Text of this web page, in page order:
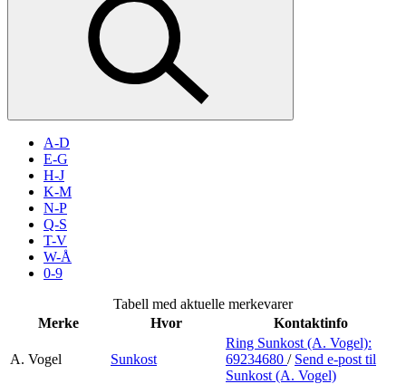
Aktiviteter
Inspirasjon
Søk
Praktisk informasjon
Ledige stillinger
A-D
E-G
H-J
K-M
N-P
Q-S
T-V
W-Å
0-9
Tabell med aktuelle merkevarer
Merke
Hvor Kontaktinfo
A. Vogel Sunkost
Ring Sunkost (A. Vogel):
69234680 / Send e-post til
Sunkost (A. Vogel)